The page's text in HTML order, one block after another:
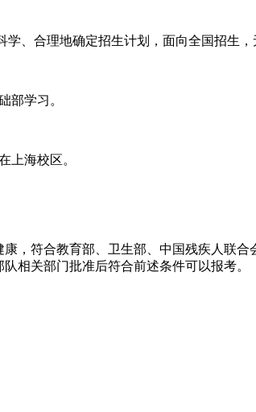
、合理地确定招生计划，面向全国招生
部学习。
上海校区。
，符合教育部、卫生部、中国残疾人联
相关部门批准后符合前述条件可以报考。